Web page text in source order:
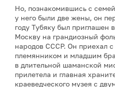
Но, познакомившись с
у него были две жены, он
году Тубяку был приглашен
Москву на грандиозный
народов СССР. Он приехал
племянником и младшим
в длительной шаманской
прилетела и главная
краеведческого музея с